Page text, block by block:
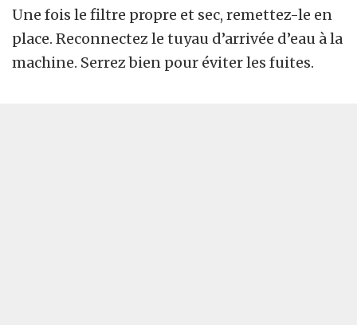
Une fois le filtre propre et sec, remettez-le en
place. Reconnectez le tuyau d’arrivée d’eau à la
machine. Serrez bien pour éviter les fuites.